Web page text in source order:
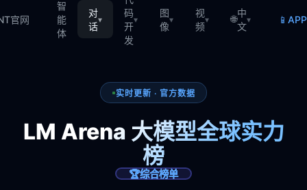
官网
智
能
体
对
话
▾
码
开
发
▾
图
像
▾
视
频
▾ 🌐
中
文
▾ 📱
实时更新 · 官方数据
LM Arena 大模型全球实力
榜
🏆综合榜单